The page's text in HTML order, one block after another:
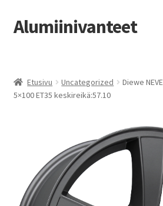
Siirry
navigointiin
Siirry
sisältöön
Alumiinivanteet
Kauppa
Tilausohjeet
Vanteiden osto-opas
Etusivu Uncategorized
Diewe
5×100 ET35 keskireikä:57.10